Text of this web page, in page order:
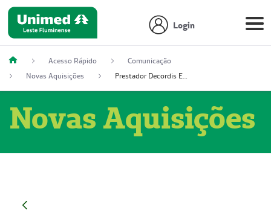
Login
Acesso Rápido
Comunicação
Novas Aquisições
Prestador Decordis Exames Cardiológicos LTDA (51004347-4)
Novas Aquisições